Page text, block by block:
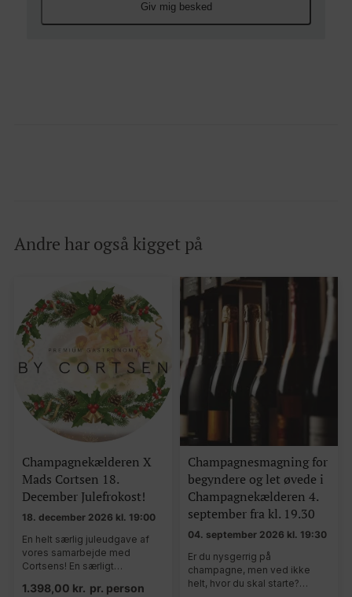
Giv mig besked
Andre har også kigget på
Champagnekælderen X
Mads Cortsen 18.
December Julefrokost!
18. december 2026 kl. 19:00
En helt særlig juleudgave af
vores samarbejde med
Cortsens! En særligt…
1.398,00 kr. pr. person
Champagnesmagning for
begyndere og let øvede i
Champagnekælderen 4.
september fra kl. 19.30
04. september 2026 kl. 19:30
Er du nysgerrig på
champagne, men ved ikke
helt, hvor du skal starte?…